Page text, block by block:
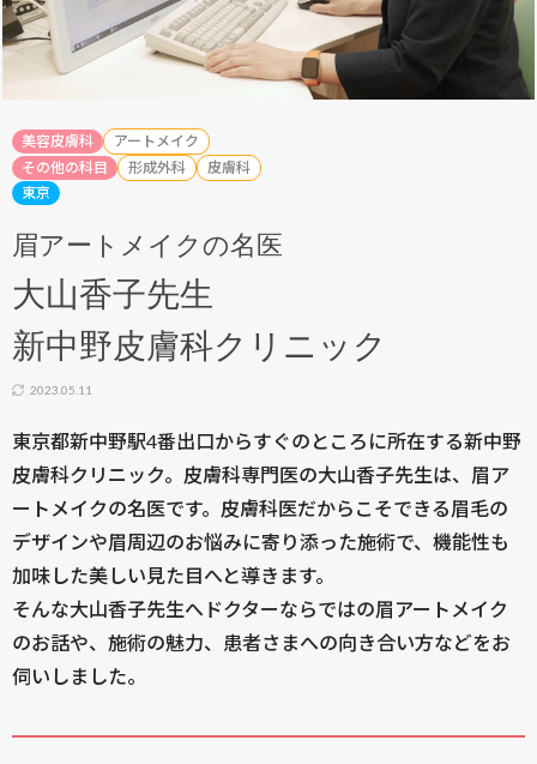
美容皮膚科
アートメイク
その他の科目
形成外科
皮膚科
東京
眉アートメイクの名医
大山香子先生
新中野皮膚科クリニック
2023.05.11
東京都新中野駅4番出口からすぐのところに所在する新中野
皮膚科クリニック。皮膚科専門医の大山香子先生は、眉ア
ートメイクの名医です。皮膚科医だからこそできる眉毛の
デザインや眉周辺のお悩みに寄り添った施術で、機能性も
加味した美しい見た目へと導きます。
そんな大山香子先生へドクターならではの眉アートメイク
のお話や、施術の魅力、患者さまへの向き合い方などをお
伺いしました。